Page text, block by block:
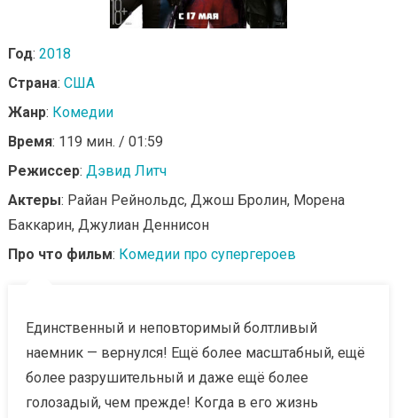
Год: 2018
Страна: США
Жанр: Комедии
Время: 119 мин. / 01:59
Режиссер: Дэвид Литч
Актеры: Райан Рейнольдс, Джош Бролин, Морена
Баккарин, Джулиан Деннисон
Про что фильм: Комедии про супергероев
Единственный и неповторимый болтливый
наемник — вернулся! Ещё более масштабный, ещё
более разрушительный и даже ещё более
голозадый, чем прежде! Когда в его жизнь